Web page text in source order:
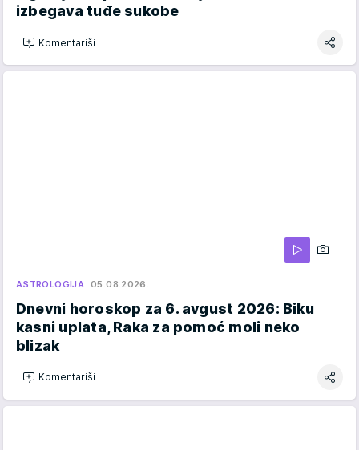
izbegava tuđe sukobe
Komentariši
ASTROLOGIJA 05.08.2026.
Dnevni horoskop za 6. avgust 2026: Biku
kasni uplata, Raka za pomoć moli neko
blizak
Komentariši